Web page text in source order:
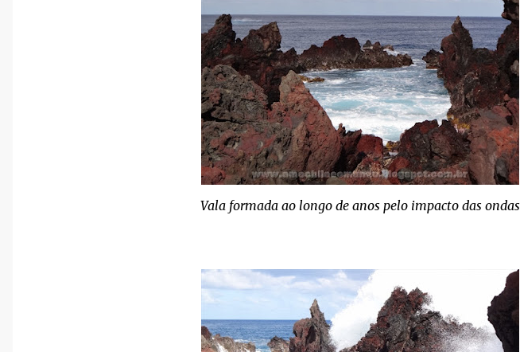
Vala formada ao longo de anos pelo impacto das ondas